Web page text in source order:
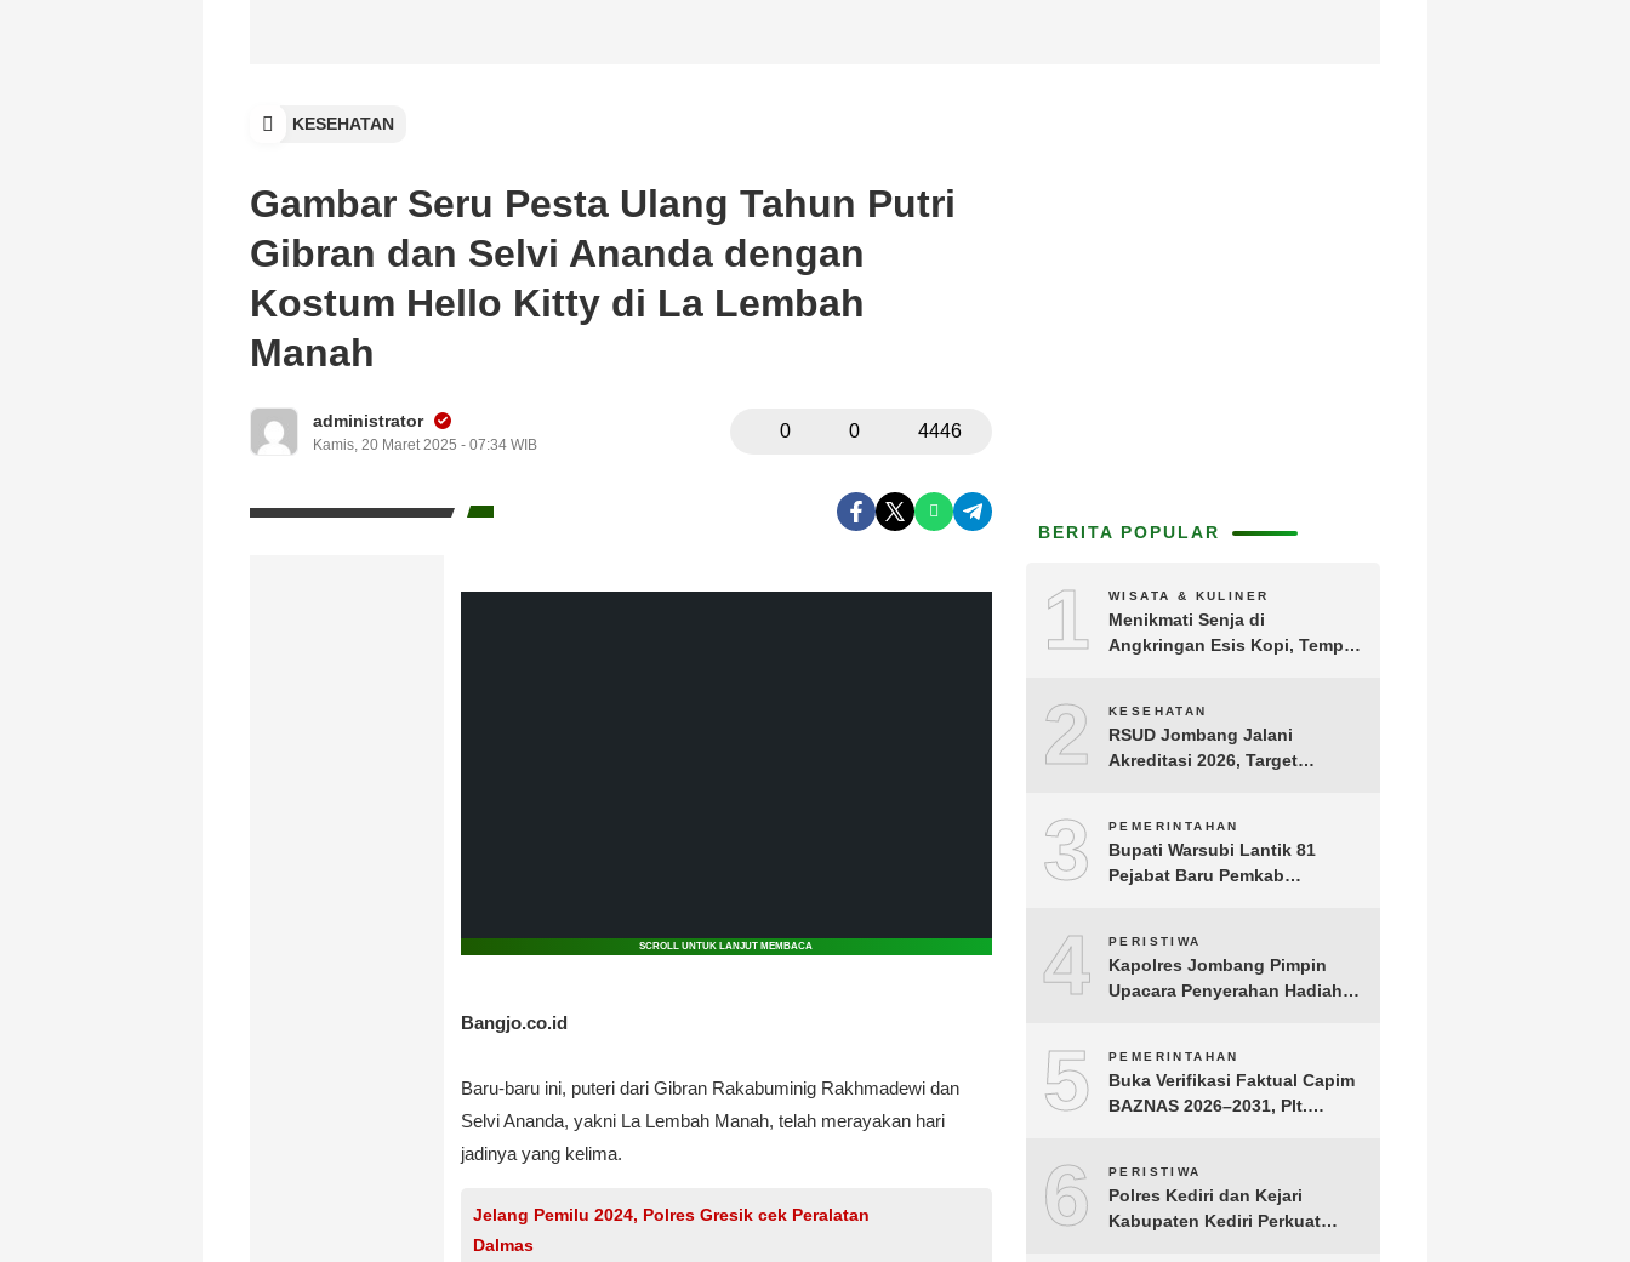
KESEHATAN
Gambar Seru Pesta Ulang Tahun Putri
Gibran dan Selvi Ananda dengan
Kostum Hello Kitty di La Lembah
Manah
administrator
Kamis, 20 Maret 2025 - 07:34 WIB
0 0 4446
SCROLL UNTUK LANJUT MEMBACA
Bangjo.co.id
Baru-baru ini, puteri dari Gibran Rakabuminig Rakhmadewi dan
Selvi Ananda, yakni La Lembah Manah, telah merayakan hari
jadinya yang kelima.
Jelang Pemilu 2024, Polres Gresik cek Peralatan
Dalmas
BERITA POPULAR
1 WISATA & KULINER
Menikmati Senja di
Angkringan Esis Kopi, Tempat
2 KESEHATAN
RSUD Jombang Jalani
Akreditasi 2026, Target
Layanan
3 PEMERINTAHAN
Bupati Warsubi Lantik 81
Pejabat Baru Pemkab
4 PERISTIWA
Kapolres Jombang Pimpin
Upacara Penyerahan Hadiah
5 PEMERINTAHAN
Buka Verifikasi Faktual Capim
BAZNAS 2026–2031, Plt.
Transparansi
6 PERISTIWA
Polres Kediri dan Kejari
Kabupaten Kediri Perkuat